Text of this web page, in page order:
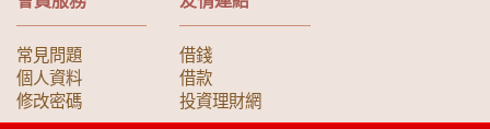
常見問題
個人資料
修改密碼
借錢
借款
投資理財網